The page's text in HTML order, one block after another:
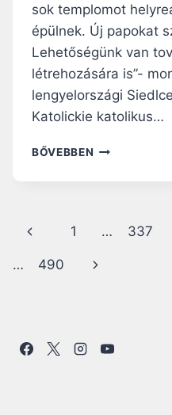
sok templomot
épülnek. Új papokat
Lehetőségünk van
létrehozására is”-
lengyelországi
Katolickie katolikus…
BŐVEBBEN KATOLIKUS
TAVASZ
Page
navigation
Előző
oldal
1 … 337
… 490
Következő